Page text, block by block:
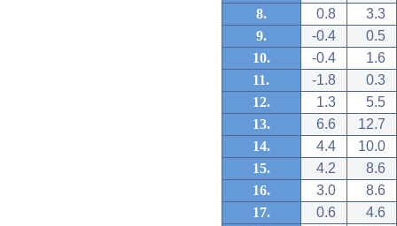
8.
0.8
3.3
9.
-0.4
0.5
10.
-0.4
1.6
11.
-1.8
0.3
12.
1.3
5.5
13.
6.6
12.7
14.
4.4
10.0
15.
4.2
8.6
16.
3.0
8.6
17.
0.6
4.6